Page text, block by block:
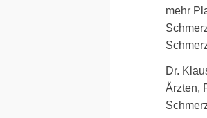
mehr
Dr.
Ärzten,